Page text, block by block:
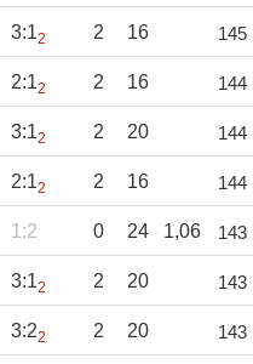
3:12 2 16 145
2:12 2 16 144
3:12 2 20 144
2:12 2 16 144
1:2 0 24 1,06 143
3:12 2 20 143
3:22 2 20 143